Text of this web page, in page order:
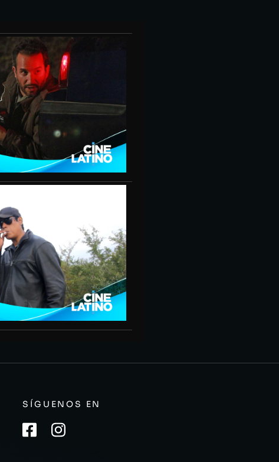
SÍGUENOS EN